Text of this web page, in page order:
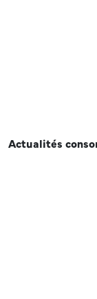
Actualités